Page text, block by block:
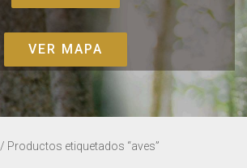
VER MAPA
/ Productos etiquetados “aves”